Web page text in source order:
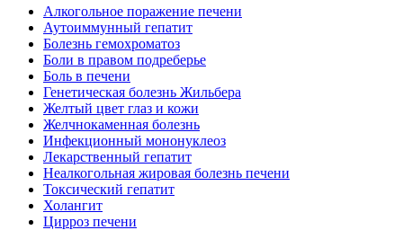
Алкогольное поражение печени
Аутоиммунный гепатит
Болезнь гемохроматоз
Боли в правом подреберье
Боль в печени
Генетическая болезнь Жильбера
Желтый цвет глаз и кожи
Желчнокаменная болезнь
Инфекционный мононуклеоз
Лекарственный гепатит
Неалкогольная жировая болезнь печени
Токсический гепатит
Холангит
Цирроз печени